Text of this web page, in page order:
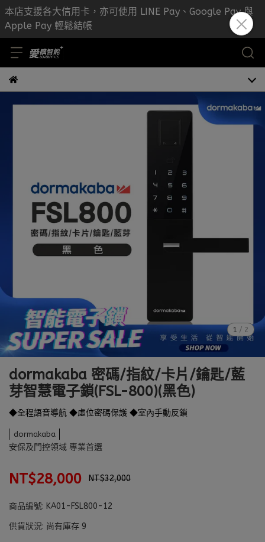
本店支援各大信用卡，亦可使用 LINE Pay、Google Pay 與
Apple Pay 輕鬆結帳
1 / 2
dormakaba 密碼/指紋/卡片/鑰匙/藍
芽智慧電子鎖(FSL-800)(黑色)
◆全程語音導航 ◆虛位密碼保護 ◆室內手動反鎖
dormakaba
安保及門控領域 專業首選
NT$28,000 NT$32,000
商品編號: KA01-FSL800-12
供貨狀況: 尚有庫存 9